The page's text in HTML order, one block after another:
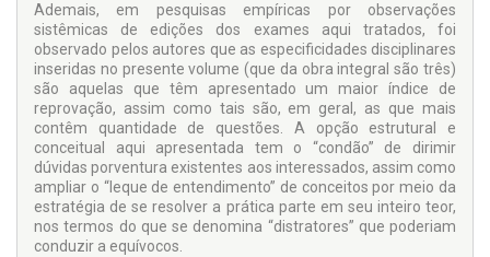
Ademais, em pesquisas empíricas por observações
sistêmicas de edições dos exames aqui tratados, foi
observado pelos autores que as especificidades disciplinares
inseridas no presente volume (que da obra integral são três)
são aquelas que têm apresentado um maior índice de
reprovação, assim como tais são, em geral, as que mais
contêm quantidade de questões. A opção estrutural e
conceitual aqui apresentada tem o “condão” de dirimir
dúvidas porventura existentes aos interessados, assim como
ampliar o “leque de entendimento” de conceitos por meio da
estratégia de se resolver a prática parte em seu inteiro teor,
nos termos do que se denomina “distratores” que poderiam
conduzir a equívocos.